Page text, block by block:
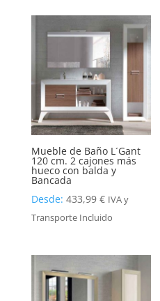
Mueble de Baño L´Gant
120 cm. 2 cajones más
hueco con balda y
Bancada
Desde: 433,99 € IVA y
Transporte Incluido